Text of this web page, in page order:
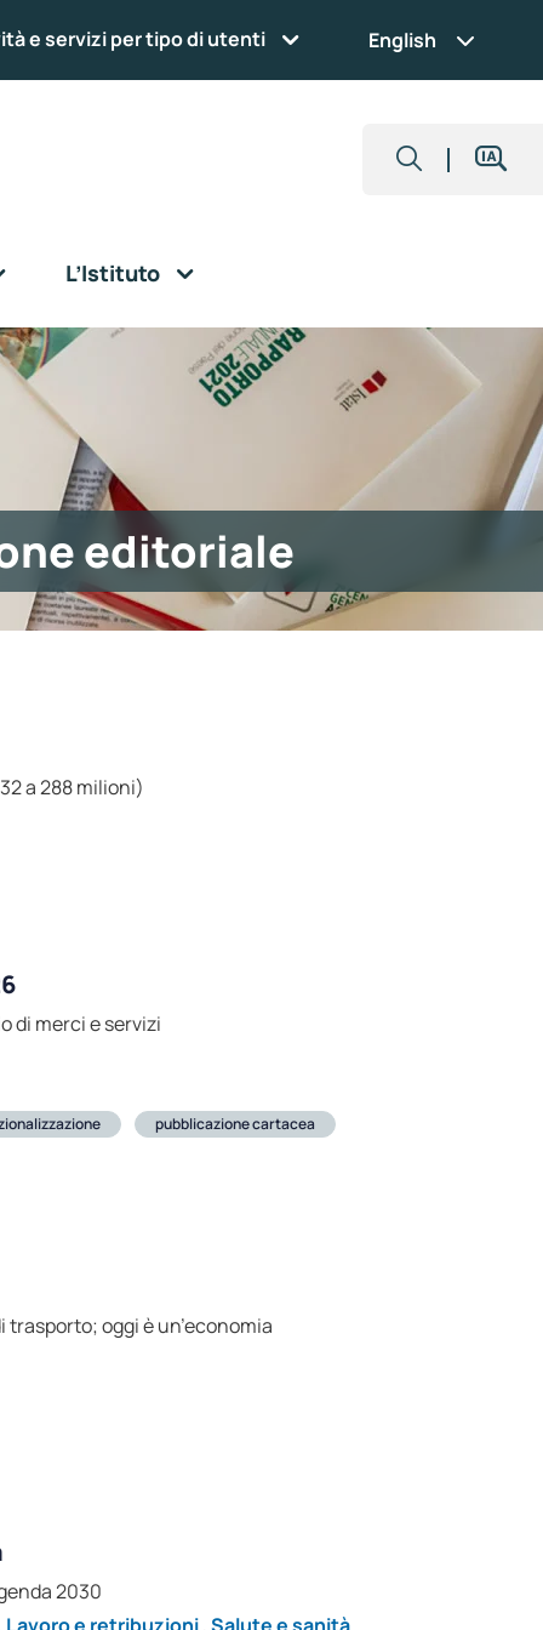
e servizi per tipo di utenti English
L’Istituto
editoriale
a 288 milioni)
di merci e servizi
pubblicazione cartacea
oggi è un’economia
2030